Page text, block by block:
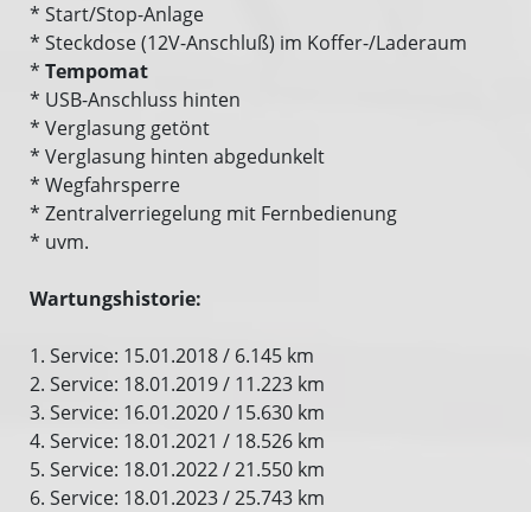
* Start/Stop-Anlage
* Steckdose (12V-Anschluß) im Koffer-/Laderaum
* Tempomat
* USB-Anschluss hinten
* Verglasung getönt
* Verglasung hinten abgedunkelt
* Wegfahrsperre
* Zentralverriegelung mit Fernbedienung
* uvm.
Wartungshistorie:
1. Service: 15.01.2018 / 6.145 km
2. Service: 18.01.2019 / 11.223 km
3. Service: 16.01.2020 / 15.630 km
4. Service: 18.01.2021 / 18.526 km
5. Service: 18.01.2022 / 21.550 km
6. Service: 18.01.2023 / 25.743 km